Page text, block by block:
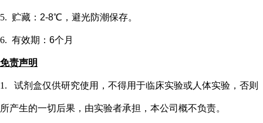
5. 贮藏： 2-8℃，避光防潮保存。
6. 有效期： 6个月
免责声明
1. 试剂盒仅供研究使用，不得用于临床实验或人 体实验，否则
所产生的一切后果，由实验者承担，本公司概不负责。